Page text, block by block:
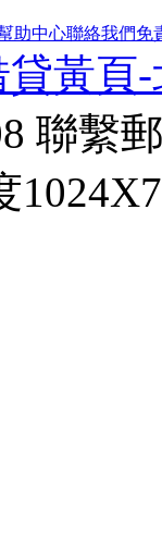
助中心聯絡我們免
貸黃頁
聯繫